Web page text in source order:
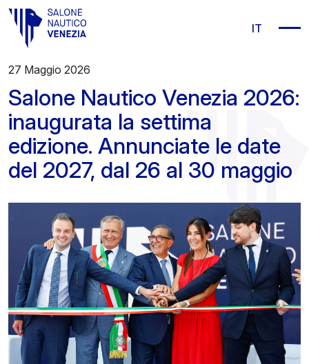
Vai al contenuto principale
IT
27 Maggio 2026
Salone Nautico Venezia 2026:
inaugurata la settima
edizione. Annunciate le date
del 2027, dal 26 al 30 maggio